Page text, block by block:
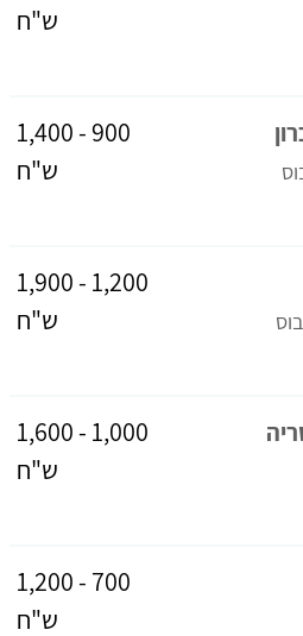
ש"ח
900 - 1,400
ש"ח
1,200 - 1,900
ש"ח
1,000 - 1,600
ש"ח
700 - 1,200
ש"ח